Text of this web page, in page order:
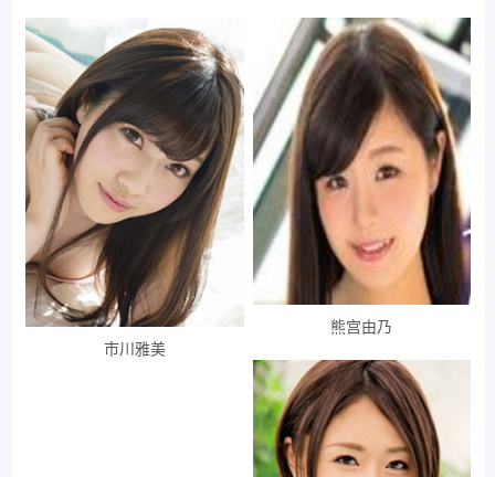
市川雅美
熊宫由乃